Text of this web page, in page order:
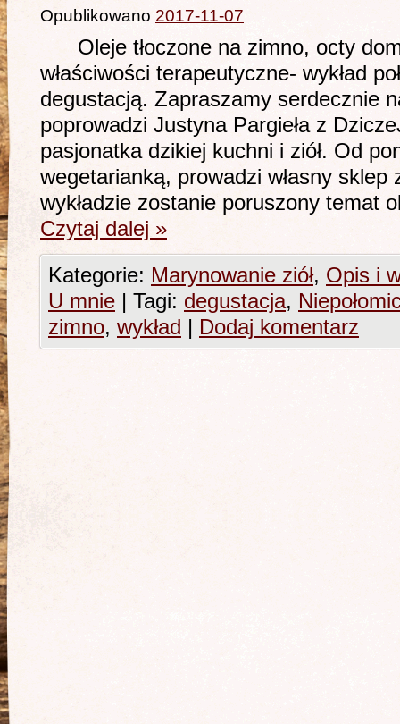
Opublikowano 2017-11-07
Oleje tłoczone na zimno, octy
właściwości terapeutyczne- wykład
degustacją. Zapraszamy serdecznie
poprowadzi Justyna Pargieła z
pasjonatka dzikiej kuchni i ziół. Od
wegetarianką, prowadzi własny
wykładzie zostanie poruszony temat
Czytaj dalej »
Kategorie: Marynowanie ziół, Opis i
U mnie | Tagi: degustacja,
zimno, wykład | Dodaj komentarz